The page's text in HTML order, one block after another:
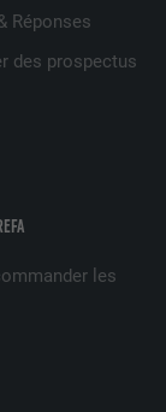
les
Réponses
des prospectus
social